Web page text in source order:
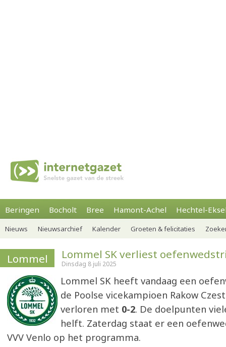
Beringen Bocholt Bree Hamont-Achel Hechtel-
Nieuws Nieuwsarchief Kalender Groeten & felicitaties
Lommel Lommel SK verliest
Dinsdag 8 juli 2025
Lommel SK heeft vandaag een
de Poolse vicekampioen Rakow
verloren met 0-2. De doelpunten
helft. Zaterdag staat er een
VVV Venlo op het programma.